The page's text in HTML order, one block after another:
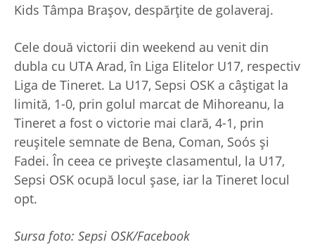
Kids Tâmpa Brașov, despărțite de golaveraj.
Cele două victorii din weekend au venit din
dubla cu UTA Arad, în Liga Elitelor U17, respectiv
Liga de Tineret. La U17, Sepsi OSK a câștigat la
limită, 1-0, prin golul marcat de Mihoreanu, la
Tineret a fost o victorie mai clară, 4-1, prin
reușitele semnate de Bena, Coman, Soós și
Fadei. În ceea ce privește clasamentul, la U17,
Sepsi OSK ocupă locul șase, iar la Tineret locul
opt.
Sursa foto: Sepsi OSK/Facebook